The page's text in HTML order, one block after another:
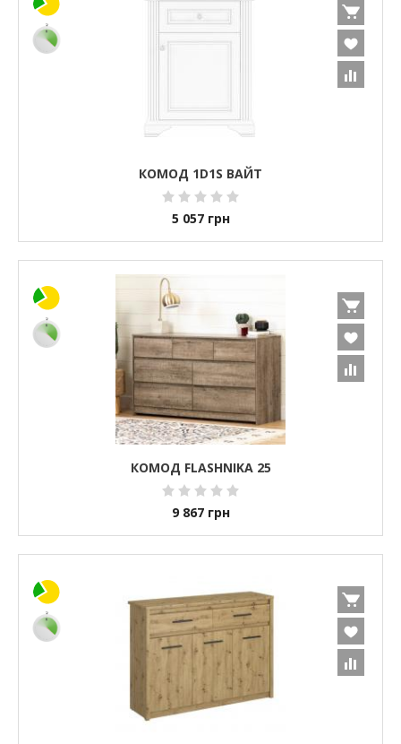
КОМОД 1D1S ВАЙТ
5 057 грн
КОМОД FLASHNIKA 25
9 867 грн